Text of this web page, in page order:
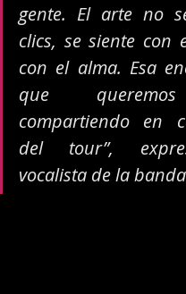
gente. El arte no
clics, se siente con
con el alma. Esa
que
compartiendo en
del tour”,
vocalista de la